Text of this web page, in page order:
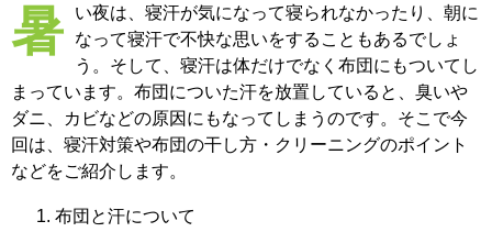
暑い夜は、寝汗が気になって寝られなかったり、朝に
なって寝汗で不快な思いをすることもあるでしょ
う。そして、寝汗は体だけでなく布団にもついてし
まっています。布団についた汗を放置していると、臭いや
ダニ、カビなどの原因にもなってしまうのです。そこで今
回は、寝汗対策や布団の干し方・クリーニングのポイント
などをご紹介します。
布団と汗について